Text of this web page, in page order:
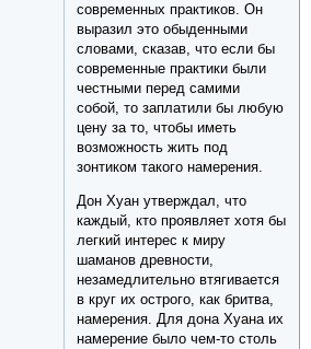
современных практиков. Он
выразил это обыденными
словами, сказав, что если бы
современные практики были
честными перед самими
собой, то заплатили бы любую
цену за то, чтобы иметь
возможность жить под
зонтиком такого намерения.
Дон Хуан утверждал, что
каждый, кто проявляет хотя бы
легкий интерес к миру
шаманов древности,
незамедлительно втягивается
в круг их острого, как бритва,
намерения. Для дона Хуана их
намерение было чем-то столь